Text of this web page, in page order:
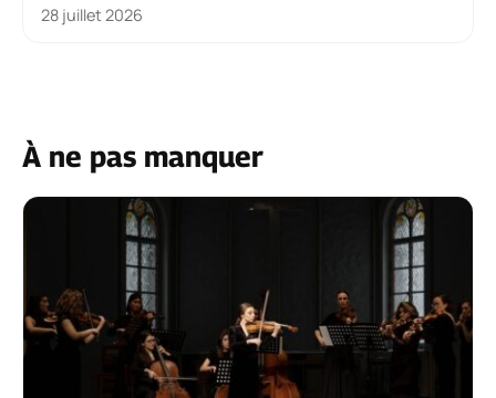
28 juillet 2026
À ne pas manquer